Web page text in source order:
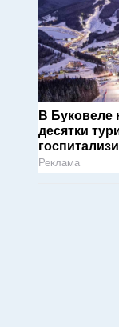
В Буковеле
десятки
Реклама